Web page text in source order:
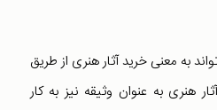
به معنی خرید آثار هنری از طریق
هنری به عنوان وثیقه نیز به کار